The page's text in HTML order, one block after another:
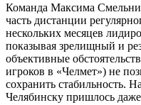
Команда Максима
часть дистанции
нескольких месяцев
показывая зрелищный и
объективные
игроков в «Челмет») не
сохранить стабильность.
Челябинску пришлось